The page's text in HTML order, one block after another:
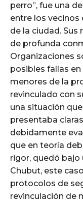
perro”, fue una
entre los vecinos
de la ciudad.
de profunda
Organizaciones
posibles fallas
menores de la
revinculado con
una situación
presentaba
debidamente
que en teoría
rigor, quedó bajo
Chubut, este
protocolos de
revinculación de